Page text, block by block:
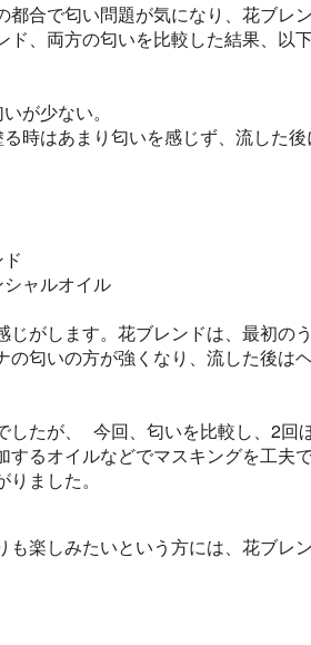
合で匂い問題が気になり、花ブレ
、両方の匂いを比較した結果、以
が少ない。
時はあまり匂いを感じず、流した後
ャルオイル
がします。花ブレンドは、最初の
匂いの方が強くなり、流した後は
したが、 今回、匂いを比較し、2回
るオイルなどでマスキングを工夫
ました。
楽しみたいという方には、花ブレ